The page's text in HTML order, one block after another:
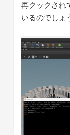
再クックされ
いるのでしょ